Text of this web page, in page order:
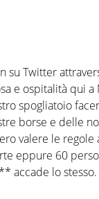
su Twitter
e ospitalità qui
spogliatoio
borse e delle
valere le regole
eppure 60
accade lo stesso.